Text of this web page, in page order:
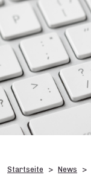
Startseite News